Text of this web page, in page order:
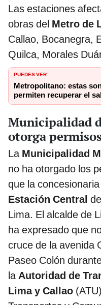
Las estaciones
obras del Metro de
Callao, Bocanegra,
Quilca, Morales
PUEDES VER:
Metropolitano: estas
permiten recuperar el
Municipalidad
otorga
La Municipalidad
no ha otorgado los
que la
Estación Central
Lima. El alcalde de
ha expresado que
cruce de la avenida
Paseo Colón
la Autoridad de
Lima y Callao